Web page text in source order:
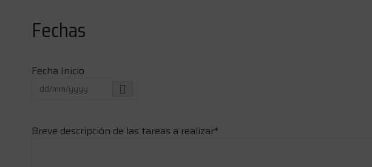
Fechas
Fecha Inicio
Breve descripción de las tareas a realizar*